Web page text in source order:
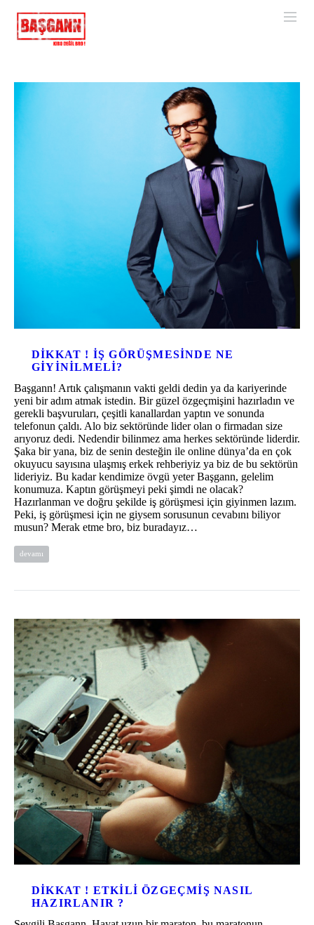
DIKKAT ! IŞ GÖRÜŞMESINDE NE
GIYINILMELI?
Başgann! Artık çalışmanın vakti geldi dedin ya da kariyerinde
yeni bir adım atmak istedin. Bir güzel özgeçmişini hazırladın ve
gerekli başvuruları, çeşitli kanallardan yaptın ve sonunda
telefonun çaldı. Alo biz sektöründe lider olan o firmadan size
arıyoruz dedi. Nedendir bilinmez ama herkes sektöründe liderdir.
Şaka bir yana, biz de senin desteğin ile online dünya’da en çok
okuyucu sayısına ulaşmış erkek rehberiyiz ya biz de bu sektörün
lideriyiz. Bu kadar kendimize övgü yeter Başgann, gelelim
konumuza. Kaptın görüşmeyi peki şimdi ne olacak?
Hazırlanman ve doğru şekilde iş görüşmesi için giyinmen lazım.
Peki, iş görüşmesi için ne giysem sorusunun cevabını biliyor
musun? Merak etme bro, biz buradayız…
devamı
DIKKAT ! ETKILI ÖZGEÇMIŞ NASIL
HAZIRLANIR ?